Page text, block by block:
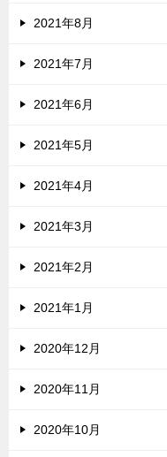
2021年8月
2021年7月
2021年6月
2021年5月
2021年4月
2021年3月
2021年2月
2021年1月
2020年12月
2020年11月
2020年10月